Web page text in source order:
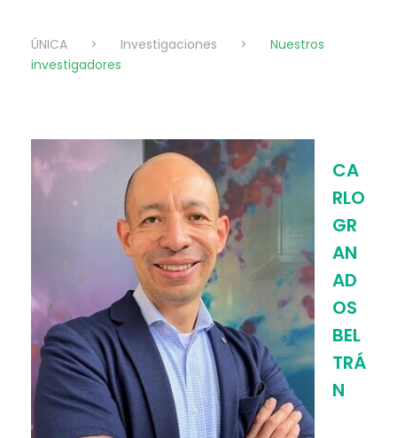
ÚNICA > Investigaciones >
Nuestros
investigadores
CA
RLO
GR
AN
AD
OS
BEL
TRÁ
N